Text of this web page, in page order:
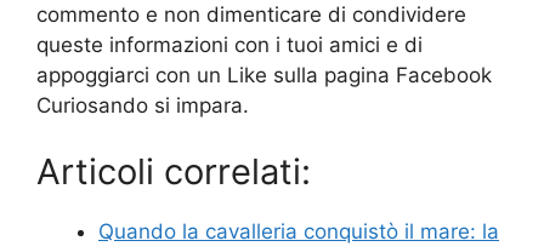
commento e non dimenticare di condividere
queste informazioni con i tuoi amici e di
appoggiarci con un Like sulla pagina Facebook
Curiosando si impara.
Articoli correlati:
Quando la cavalleria conquistò il mare: la